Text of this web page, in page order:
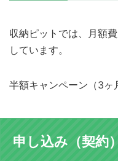
収納ピットでは、月額
しています。
半額キャンペーン（3ヶ
申し込み（契約